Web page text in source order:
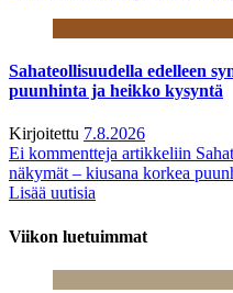
Sahateollisuudella edelleen
puunhinta ja heikko kysyntä
Kirjoitettu 7.8.2026
Ei kommentteja artikkeliin
näkymät – kiusana korkea
Lisää uutisia
Viikon luetuimmat